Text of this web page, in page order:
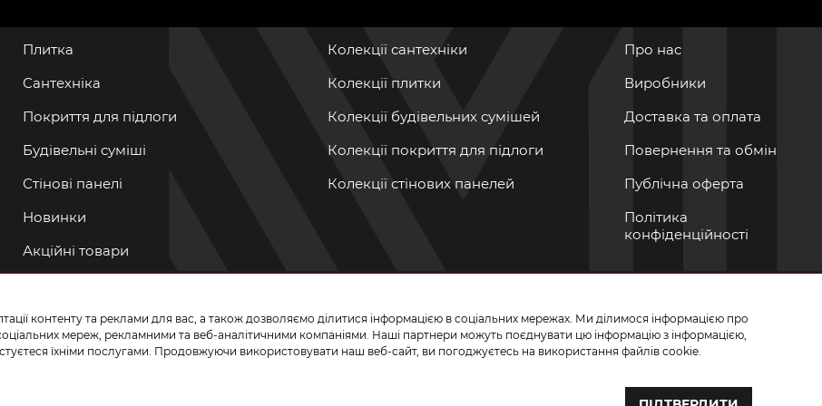
Плитка
Сантехніка
Покриття для підлоги
Будівельні суміші
Стінові панелі
Новинки
Акційні товари
Колекції сантехніки
Колекції плитки
Колекції будівельних сумішей
Колекції покриття для підлоги
Колекції стінових панелей
Про нас
Виробники
Доставка та оплата
Повернення та обмін
Публічна оферта
Політика
конфіденційності
ПРИЄДНУЙТЕСЬ ДО НАС У СОЦМЕРЕЖАХ
контенту та реклами для вас, а також дозволяємо ділитися інформацією в соціальних мережах. Ми ділимося інформацією про
мереж, рекламними та веб-аналітичними компаніями. Наші партнери можуть поєднувати цю інформацію з інформацією,
їхніми послугами. Продовжуючи використовувати наш веб-сайт, ви погоджуєтесь на використання файлів cookie.